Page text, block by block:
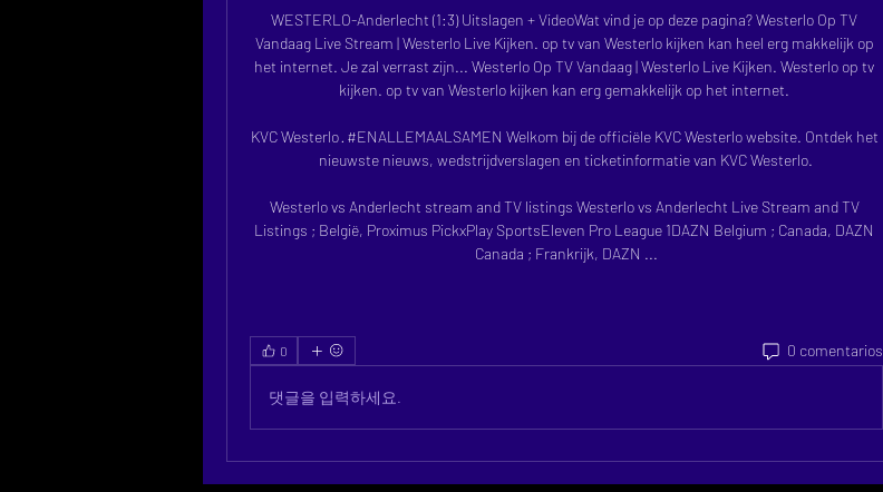
WESTERLO-Anderlecht (1:3) Uitslagen + VideoWat vind je op deze pagina? Westerlo Op TV
Vandaag Live Stream | Westerlo Live Kijken. op tv van Westerlo kijken kan heel erg makkelijk op
het internet. Je zal verrast zijn... Westerlo Op TV Vandaag | Westerlo Live Kijken. Westerlo op tv
kijken. op tv van Westerlo kijken kan erg gemakkelijk op het internet.
KVC Westerlo · #ENALLEMAALSAMEN Welkom bij de officiële KVC Westerlo website. Ontdek het
nieuwste nieuws, wedstrijdverslagen en ticketinformatie van KVC Westerlo.
Westerlo vs Anderlecht stream and TV listings Westerlo vs Anderlecht Live Stream and TV
Listings ; België, Proximus PickxPlay SportsEleven Pro League 1DAZN Belgium ; Canada, DAZN
Canada ; Frankrijk, DAZN ...
0 0 comentarios
댓글을 입력하세요.